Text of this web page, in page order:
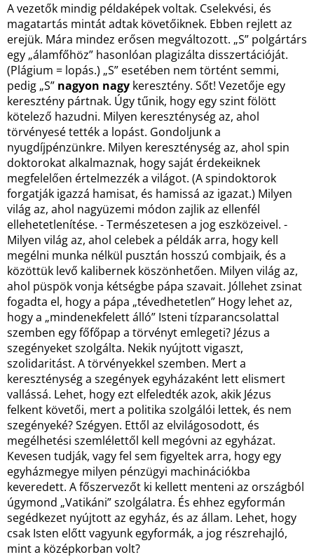
A vezetők mindig példaképek voltak. Cselekvési, és
magatartás mintát adtak követőiknek. Ebben rejlett az
erejük. Mára mindez erősen megváltozott. „S” polgártárs
egy „álamfőhöz” hasonlóan plagizálta disszertációját.
(Plágium = lopás.) „S” esetében nem történt semmi,
pedig „S” nagyon nagy keresztény. Sőt! Vezetője egy
keresztény pártnak. Úgy tűnik, hogy egy szint fölött
kötelező hazudni. Milyen kereszténység az, ahol
törvényesé tették a lopást. Gondoljunk a
nyugdíjpénzünkre. Milyen kereszténység az, ahol spin
doktorokat alkalmaznak, hogy saját érdekeiknek
megfelelően értelmezzék a világot. (A spindoktorok
forgatják igazzá hamisat, és hamissá az igazat.) Milyen
világ az, ahol nagyüzemi módon zajlik az ellenfél
ellehetetlenítése. - Természetesen a jog eszközeivel. -
Milyen világ az, ahol celebek a példák arra, hogy kell
megélni munka nélkül pusztán hosszú combjaik, és a
közöttük levő kalibernek köszönhetően. Milyen világ az,
ahol püspök vonja kétségbe pápa szavait. Jóllehet zsinat
fogadta el, hogy a pápa „tévedhetetlen” Hogy lehet az,
hogy a „mindenekfelett álló” Isteni tízparancsolattal
szemben egy főfőpap a törvényt emlegeti? Jézus a
szegényeket szolgálta. Nekik nyújtott vigaszt,
szolidaritást. A törvényekkel szemben. Mert a
kereszténység a szegények egyházaként lett elismert
vallássá. Lehet, hogy ezt elfeledték azok, akik Jézus
felkent követői, mert a politika szolgálói lettek, és nem
szegényeké? Szégyen. Ettől az elvilágosodott, és
megélhetési szemlélettől kell megóvni az egyházat.
Kevesen tudják, vagy fel sem figyeltek arra, hogy egy
egyházmegye milyen pénzügyi machinációkba
keveredett. A főszervezőt ki kellett menteni az országból
úgymond „Vatikáni” szolgálatra. És ehhez egyformán
segédkezet nyújtott az egyház, és az állam. Lehet, hogy
csak Isten előtt vagyunk egyformák, a jog részrehajló,
mint a középkorban volt?